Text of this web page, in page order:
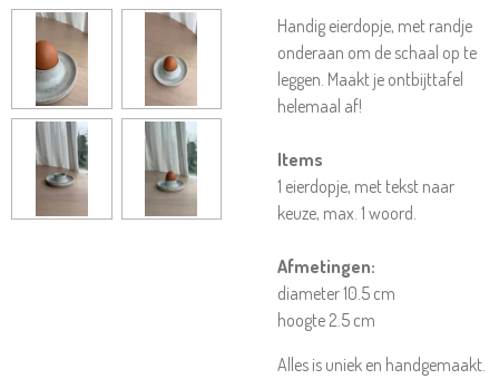
Handig eierdopje, met randje
onderaan om de schaal op te
leggen. Maakt je ontbijttafel
helemaal af!
Items
1 eierdopje, met tekst naar
keuze, max. 1 woord.
Afmetingen:
diameter 10.5 cm
hoogte 2.5 cm
Alles is uniek en handgemaakt.